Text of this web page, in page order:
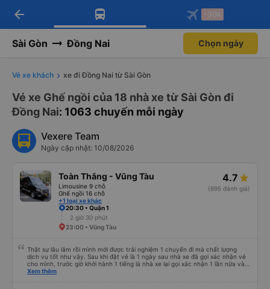
Tải app Vexere ngay!
Nhận ưu đãi thành viên độc
Mở app
Tải app Vexere
-30k/ghế khi đặt vé máy bay qua
Mở app
arrow_back -30k
Sài Gòn Đồng Nai Chọn ngày
Vé xe khách xe đi Đồng Nai từ Sài Gòn
Vé xe Ghế ngồi của 18 nhà xe từ Sài Gòn đi
Đồng Nai: 1063 chuyến mỗi ngày
Vexere Team
Ngày cập nhật: 10/08/2026
Toàn Thắng - Vũng Tàu
Limousine 9 chỗ
Ghế ngồi 16 chỗ
+1 loại xe khác
4.7
(895 đánh giá)
20:30 • Quận 1
2 giờ 30 phút
23:00 • Vũng Tàu
Thật sự lâu lắm rồi mình mới được trải nghiệm 1 chuyến đi mà chất lượng
dịch vụ tốt như vậy. Sau khi đặt vé là 1 ngày sau nhà xe đã gọi xác nhận vé
cho mình, trước giờ khởi hành 1 tiếng là nhà xe lại gọi xác nhận 1 lần nữa và
cung cấp số đt của bác tài và số xe. Dịch vụ tốt, xe sạch sẽ và bác tài chạy
Xem thêm